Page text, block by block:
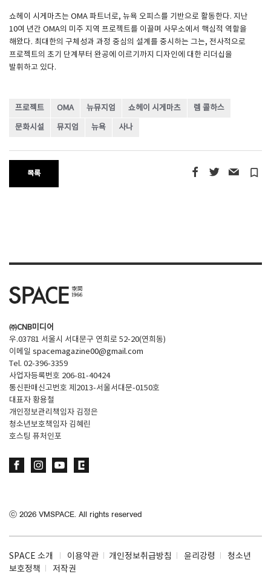
쇼헤이 시게마츠는 OMA 파트너로, 뉴욕 오피스를 기반으로 활동한다. 지난
10여 년간 OMA의 미주 지역 프로젝트를 이끌며 사무소에서 핵심적 역할을
해왔다. 최대한의 구체성과 과정 중심의 설계를 중시하는 그는, 전사적으로
프로젝트의 초기 단계부터 완공에 이르기까지 디자인에 대한 리더십을
발휘하고 있다.
프로젝트 OMA 뉴뮤지엄 쇼헤이 시게마츠 렘 콜하스
문화시설 뮤지엄 뉴욕 사나
목록 turned_in_not
㈜CNB미디어
우.03781 서울시 서대문구 연희로 52-20(연희동)
이메일 spacemagazine00@gmail.com
Tel. 02-396-3359
사업자등록번호 206-81-40424
통신판매신고번호 제2013-서울서대문-0150호
대표자 황용철
개인정보관리책임자 김정은
청소년보호책임자 김혜린
호스팅 퓨처인포
ⓒ 2026 VMSPACE. All rights reserved
SPACE 소개 이용약관 개인정보취급방침 윤리강령
청소년
보호정책
저작권